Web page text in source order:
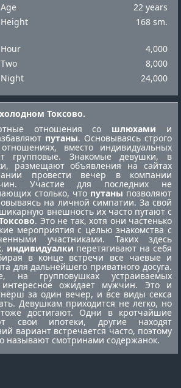
Age
22 years
Height
168 sm.
Hour
4,000
Two
8,000
Night
24,000
Токсово.
отношения со шлюхами и
путаны. Основываясь строго
вместо индивидуальных
групповые. Знакомые девушки, в
размещают объявления на сайтах
провести вечер в компании
Участие для последних не
столько, что путаны позволяют
на личной симпатии. За свой
внешность их часто путают с
. Это не так, хотя они частенько
мероприятия с целью знакомства с
участниками. Таких здесь
индивидуалки перетягивают на себя
в конце встречи все чаевые и
для дальнейшего приватного досуга.
на групповушках устраиваемых
ожидает мужчин. Это и
за один вечер, и все виды секса
Девушкам приходится не легко, но
достигают. Одни в кротчайшие
свои ипотеки, другие находят
вариант встречается часто, поэтому
называют смотринами содержанок.